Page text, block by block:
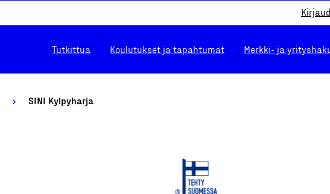
Tutkittua Koulutukset ja tapahtumat Merkki- ja
SINI Kylpyharja